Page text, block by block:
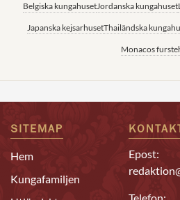
Belgiska kungahusetJordanska kungahuset
Japanska kejsarhusetThailändska
Monacos
SITEMAP
Hem
Kungafamiljen
Epost: